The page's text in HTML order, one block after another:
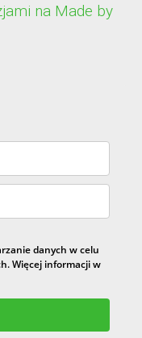
na Made by
danych w celu
Więcej informacji w